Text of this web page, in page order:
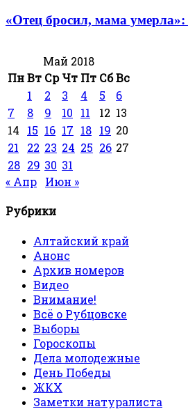
«Отец бросил, мама
Май 2018
ПнВт Ср Чт Пт СбВс
1
2 3 4 5
6
7
8 9 10 11 12 13
14
15 16 17 18 19 20
21
22 23 24 25 26 27
28 29 30 31
« Апр
Июн »
Рубрики
Алтайский край
Анонс
Архив номеров
Видео
Внимание!
Всё о Рубцовске
Выборы
Гороскопы
Дела молодежные
День Победы
ЖКХ
Заметки натуралиста